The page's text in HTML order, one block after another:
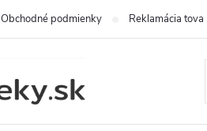
Obchodné podmienky Reklamácia tovaru